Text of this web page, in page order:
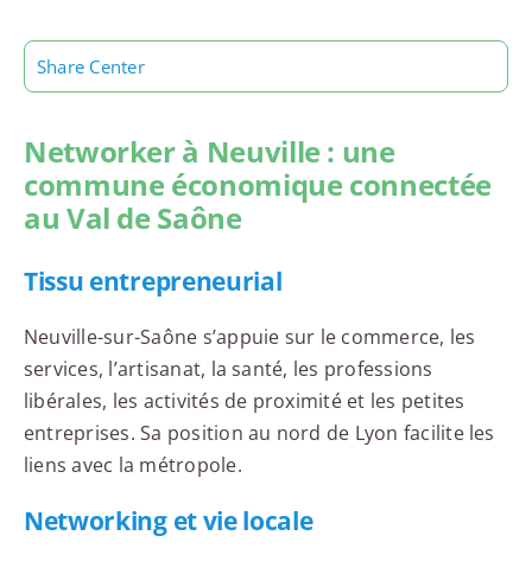
Share Center
Networker à Neuville : une
commune économique connectée
au Val de Saône
Tissu entrepreneurial
Neuville-sur-Saône s’appuie sur le commerce, les
services, l’artisanat, la santé, les professions
libérales, les activités de proximité et les petites
entreprises. Sa position au nord de Lyon facilite les
liens avec la métropole.
Networking et vie locale